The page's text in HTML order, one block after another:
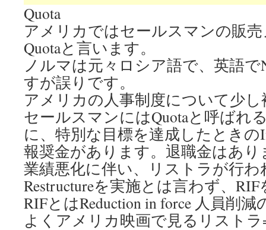
Quota
アメリカではセールスマンの販
Quotaと言います。
ノルマは元々ロシア語で、英語で
すが誤りです。
アメリカの人事制度について少
セールスマンにはQuotaと呼ばれ
に、特別な目標を達成したときの
報奨金があります。退職金はあり
業績悪化に伴い、リストラが行
Restructureを実施とは言わず、
RIFとはReduction in force 人員削
よくアメリカ映画で見るリストラ